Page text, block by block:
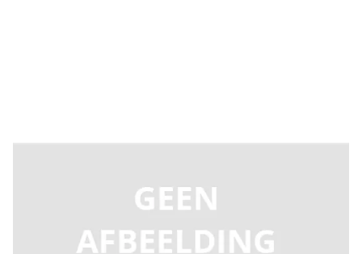
Incl. BTW
€ 301,29